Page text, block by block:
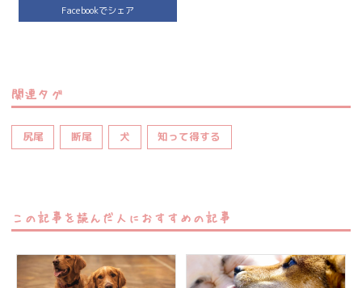
Facebookでシェア
関連タグ
尻尾 断尾 犬 知って得する
この記事を読んだ人におすすめの記事